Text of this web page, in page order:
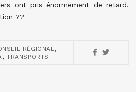
ont pris énormément de retard.
??
RÉGIONAL,
,TRANSPORTS